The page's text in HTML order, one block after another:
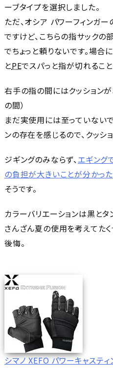
ーブタイプを選択しました。
ただ、オシア パワーフィンガ
ですけど、こちらの指サック
でちょっと頼りないです。場合
とPEでスパっと指が切れること
右手の指の間にはクッションが
の間）
まだ実使用には至っていない
ンの存在を感じるので、クッシ
ジギングのみならず、 エギング
の負担が大きいことが分かった
そうです。
カラーバリエーションは黒とタ
さんざん夏の使用を考えてた
後悔。
シマノ XEFO パワーキャステ